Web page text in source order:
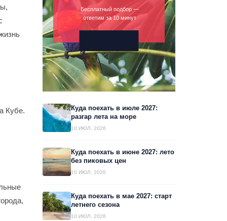
Кубе.
Бесплатный подбор —
ответим за 10 минут
Куда поехать в июле 2027:
разгар лета на море
10 ИЮЛ, 2026
Куда поехать в июне 2027: лето
без пиковых цен
10 ИЮЛ, 2026
Куда поехать в мае 2027: старт
летнего сезона
10 ИЮЛ, 2026